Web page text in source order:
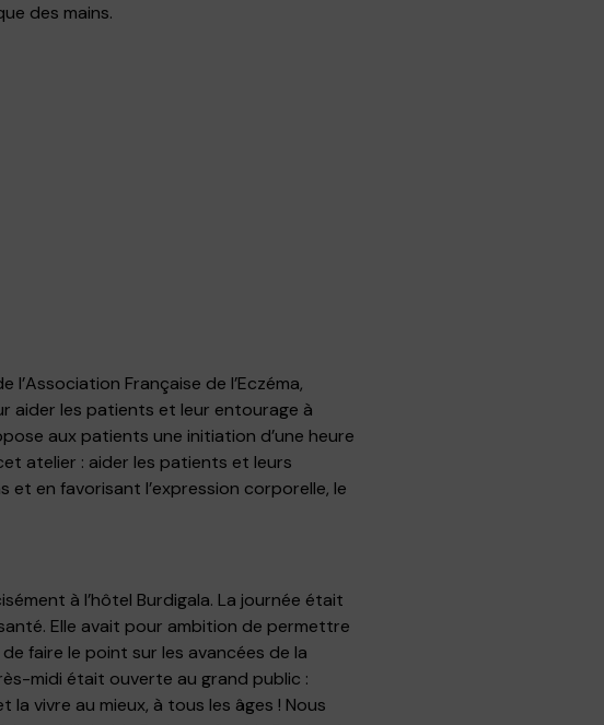
des mains.
Française de l’Eczéma,
aider les patients et leur entourage à
aux patients une initiation d’une heure
atelier : aider les patients et leurs
et en favorisant l’expression corporelle, le
à l’hôtel Burdigala. La journée était
Elle avait pour ambition de permettre
faire le point sur les avancées de la
midi était ouverte au grand public :
vivre au mieux, à tous les âges ! Nous